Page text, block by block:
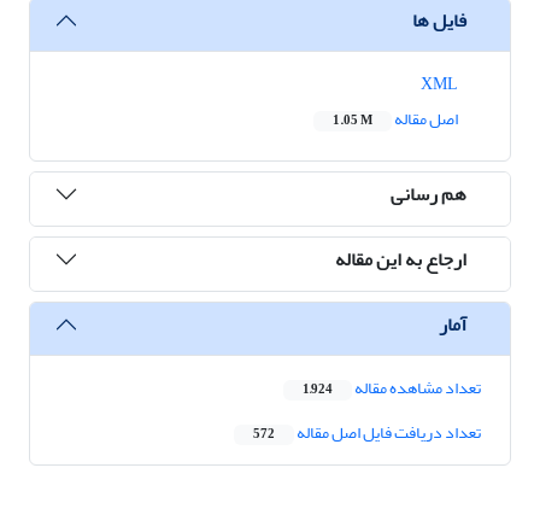
فایل ها
اصل مقاله
1.05 M
هم رسانی
ارجاع به این مقاله
آمار
تعداد مشاهده مقاله 1,924
تعداد دریافت فایل اصل مقاله 572